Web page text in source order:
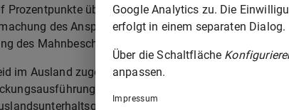
Prozentpunkte übersteigt;
des Anspruchs von einer noch nicht
des Mahnbescheids durch öffentliche
im Ausland zugestellt werden, so findet das
in der Fassung der
vom 23. Mai 2011 (BGBl. I S.
Google Analytics zu. Die
erfolgt in einem separaten Dialog.
Über die Schaltfläche
anpassen.
Impressum